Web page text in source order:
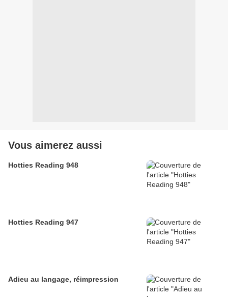
Vous aimerez aussi
Hotties Reading 948
Hotties Reading 947
Adieu au langage, réimpression